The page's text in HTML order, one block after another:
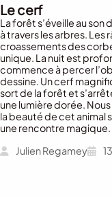
Le cerf
La forêt s’éveille au son
à travers les arbres. Les
croassements des
unique. La nuit est
commence à percer
dessine. Un cerf
sort de la forêt et
une lumière dorée.
la beauté de cet animal
une rencontre magique.
Julien Regamey